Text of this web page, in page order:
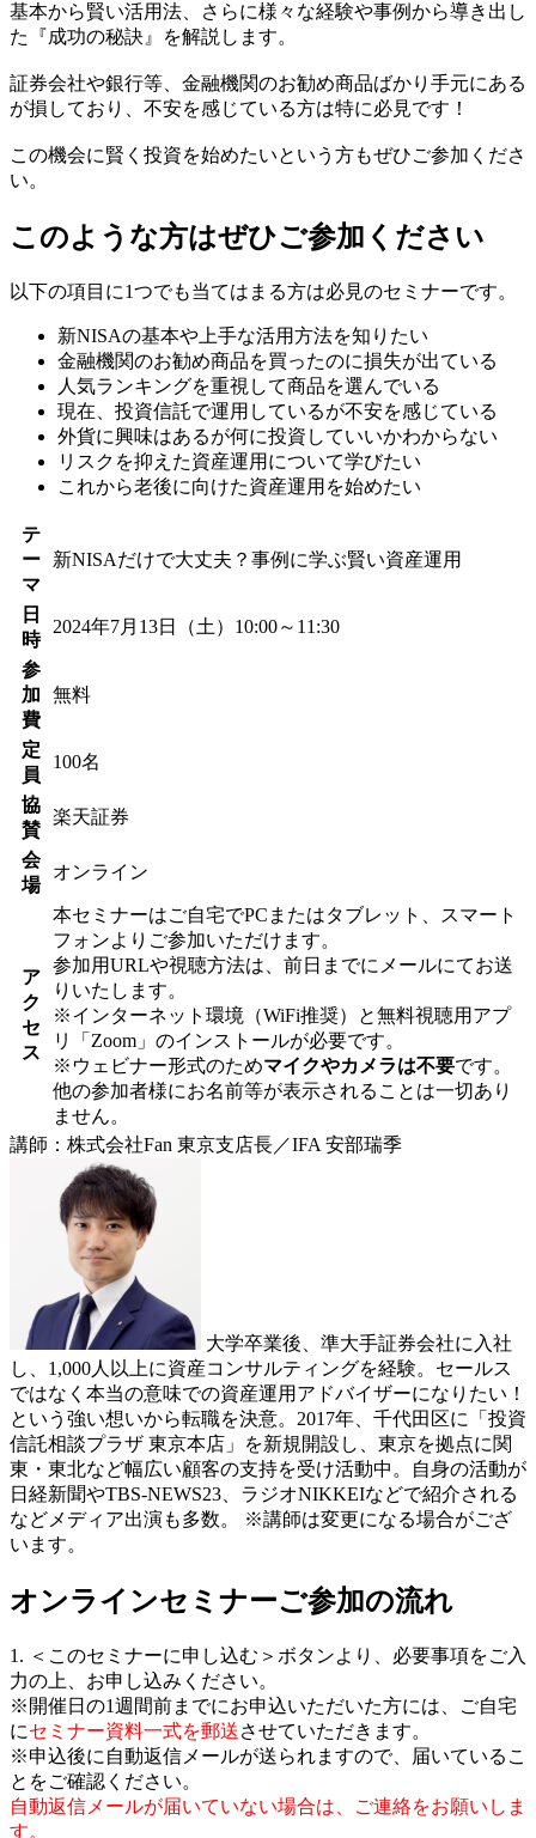
基本から賢い活用法、さらに様々な経験や事例から導き出し
た『成功の秘訣』を解説します。
証券会社や銀行等、金融機関のお勧め商品ばかり手元にある
が損しており、不安を感じている方は特に必見です！
この機会に賢く投資を始めたいという方もぜひご参加くださ
い。
このような方はぜひご参加ください
以下の項目に1つでも当てはまる方は必見のセミナーです。
新NISAの基本や上手な活用方法を知りたい
金融機関のお勧め商品を買ったのに損失が出ている
人気ランキングを重視して商品を選んでいる
現在、投資信託で運用しているが不安を感じている
外貨に興味はあるが何に投資していいかわからない
リスクを抑えた資産運用について学びたい
これから老後に向けた資産運用を始めたい
テ
ー
マ
新NISAだけで大丈夫？事例に学ぶ賢い資産運用
日
時
2024年7月13日（土）10:00～11:30
参
加
費
無料
定
員
100名
協
賛
楽天証券
会
場
オンライン
ア
ク
セ
ス
本セミナーはご自宅でPCまたはタブレット、スマート
フォンよりご参加いただけます。
参加用URLや視聴方法は、前日までにメールにてお送
りいたします。
※インターネット環境（WiFi推奨）と無料視聴用アプ
リ「Zoom」のインストールが必要です。
※ウェビナー形式のためマイクやカメラは不要です。
他の参加者様にお名前等が表示されることは一切あり
ません。
講師：株式会社Fan 東京支店長／IFA 安部瑞季
大学卒業後、準大手証券会社に入社
し、1,000人以上に資産コンサルティングを経験。セールス
ではなく本当の意味での資産運用アドバイザーになりたい！
という強い想いから転職を決意。2017年、千代田区に「投資
信託相談プラザ 東京本店」を新規開設し、東京を拠点に関
東・東北など幅広い顧客の支持を受け活動中。自身の活動が
日経新聞やTBS-NEWS23、ラジオNIKKEIなどで紹介される
などメディア出演も多数。
※講師は変更になる場合がござ
います。
オンラインセミナーご参加の流れ
1. ＜このセミナーに申し込む＞ボタンより、必要事項をご入
力の上、お申し込みください。
※開催日の1週間前までにお申込いただいた方には、ご自宅
にセミナー資料一式を郵送させていただきます。
※申込後に自動返信メールが送られますので、届いているこ
とをご確認ください。
自動返信メールが届いていない場合は、ご連絡をお願いしま
す。